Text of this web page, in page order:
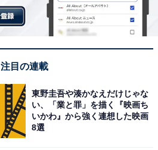
注目の連載
東野圭吾や湊かなえだけじゃな
い、「業と罪」を描く『映画ち
いかわ』から強く連想した映画
8選